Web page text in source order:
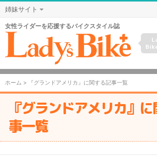
姉妹サイト
女性ライダーを応援するバイクスタイル誌
ホーム > 『グランドアメリカ』に関する記事一覧
『グランドアメリカ』
事一覧